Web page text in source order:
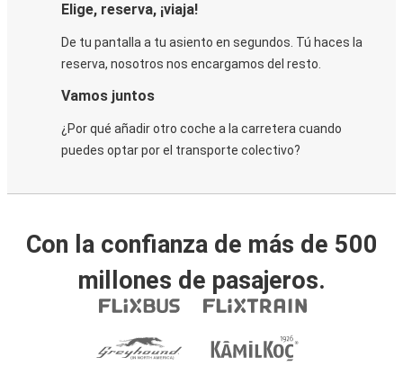
Elige, reserva, ¡viaja!
De tu pantalla a tu asiento en segundos. Tú haces la
reserva, nosotros nos encargamos del resto.
Vamos juntos
¿Por qué añadir otro coche a la carretera cuando
puedes optar por el transporte colectivo?
Con la confianza de más de 500
millones de pasajeros.